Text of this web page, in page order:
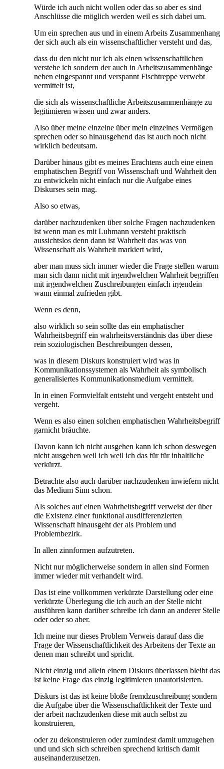
Würde ich auch nicht wollen oder das so aber es sind
Anschlüsse die möglich werden weil es sich dabei um.
Um ein sprechen aus und in einem Arbeits Zusammenhang
der sich auch als ein wissenschaftlicher versteht und das,
dass du den nicht nur ich als einen wissenschaftlichen
verstehe ich sondern der auch in Arbeitszusammenhänge
neben eingespannt und verspannt Fischtreppe verwebt
vermittelt ist,
die sich als wissenschaftliche Arbeitszusammenhänge zu
legitimieren wissen und zwar anders.
Also über meine einzelne über mein einzelnes Vermögen
sprechen oder so hinausgehend das ist auch noch nicht
wirklich bedeutsam.
Darüber hinaus gibt es meines Erachtens auch eine einen
emphatischen Begriff von Wissenschaft und Wahrheit den
zu entwickeln nicht einfach nur die Aufgabe eines
Diskurses sein mag.
Also so etwas,
darüber nachzudenken über solche Fragen nachzudenken
ist wenn man es mit Luhmann versteht praktisch
aussichtslos denn dann ist Wahrheit das was von
Wissenschaft als Wahrheit markiert wird,
aber man muss sich immer wieder die Frage stellen warum
man sich dann nicht mit irgendwelchen Wahrheit begriffen
mit irgendwelchen Zuschreibungen einfach irgendein
wann einmal zufrieden gibt.
Wenn es denn,
also wirklich so sein sollte das ein emphatischer
Wahrheitsbegriff ein wahrheitsverständnis das über diese
rein soziologischen Beschreibungen dessen,
was in diesem Diskurs konstruiert wird was in
Kommunikationssystemen als Wahrheit als symbolisch
generalisiertes Kommunikationsmedium vermittelt.
In in einen Formvielfalt entsteht und vergeht entsteht und
vergeht.
Wenn es also einen solchen emphatischen Wahrheitsbegriff
garnicht bräuchte.
Davon kann ich nicht ausgehen kann ich schon deswegen
nicht ausgehen weil ich weil ich das für für inhaltliche
verkürzt.
Betrachte also auch darüber nachzudenken inwiefern nicht
das Medium Sinn schon.
Als solches auf einen Wahrheitsbegriff verweist der über
die Existenz einer funktional ausdifferenzierten
Wissenschaft hinausgeht der als Problem und
Problembezirk.
In allen zinnformen aufzutreten.
Nicht nur möglicherweise sondern in allen sind Formen
immer wieder mit verhandelt wird.
Das ist eine vollkommen verkürzte Darstellung oder eine
verkürzte Überlegung die ich auch an der Stelle nicht
ausführen kann darüber schreibe ich dann an anderer Stelle
oder oder so aber.
Ich meine nur dieses Problem Verweis darauf dass die
Frage der Wissenschaftlichkeit des Arbeitens der Texte an
denen man schreibt und spricht.
Nicht einzig und allein einem Diskurs überlassen bleibt das
ist keine Frage das einzig legitimieren unautorisierten.
Diskurs ist das ist keine bloße fremdzuschreibung sondern
die Aufgabe über die Wissenschaftlichkeit der Texte und
der arbeit nachzudenken diese mit auch selbst zu
konstruieren,
oder zu dekonstruieren oder zumindest damit umzugehen
und und sich sich schreiben sprechend kritisch damit
auseinanderzusetzen.